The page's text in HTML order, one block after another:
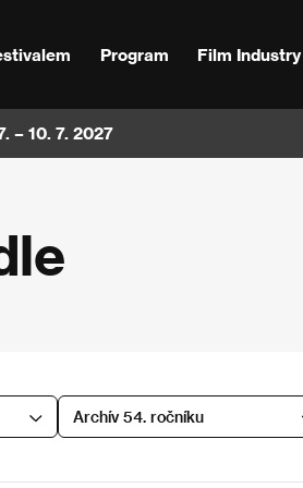
Program Film Industry
– 10. 7. 2027
Archív 54. ročníku